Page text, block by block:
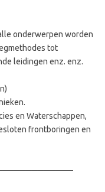
onderwerpen worden
tot
leidingen enz. enz.
en Waterschappen,
frontboringen en